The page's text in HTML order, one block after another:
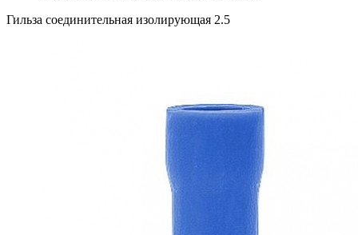
Гильза соединительная изолирующая 2.5